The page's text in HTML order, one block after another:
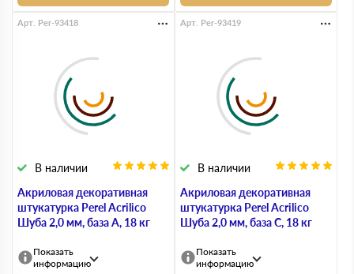
Акриловая декоративная
штукатурка Perel Acrilico
Шуба 2,0 мм, база А, 18 кг
В наличии
Арт. Per-93418
Показать
информацию
Акриловая декоративная
штукатурка Perel Acrilico
Шуба 2,0 мм, база С, 18 кг
В наличии
Арт. Per-93419
Показать
информацию